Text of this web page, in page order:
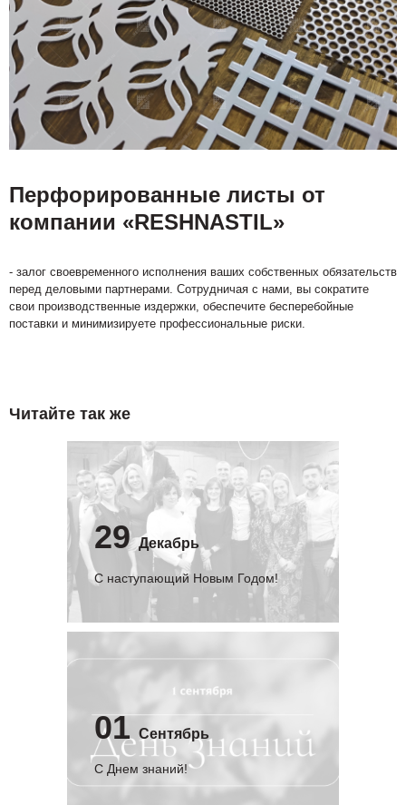
Перфорированные листы от
компании «RESHNASTIL»
- залог своевременного исполнения ваших собственных обязательств
перед деловыми партнерами. Сотрудничая с нами, вы сократите
свои производственные издержки, обеспечите бесперебойные
поставки и минимизируете профессиональные риски.
Читайте так же
29 Декабрь
С наступающий Новым Годом!
01 Сентябрь
C Днем знаний!